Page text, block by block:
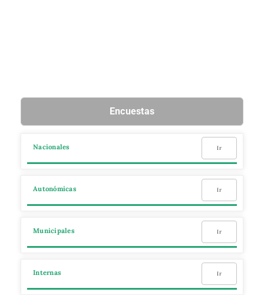
Encuestas
Nacionales Ir
Autonómicas Ir
Municipales Ir
Internas Ir